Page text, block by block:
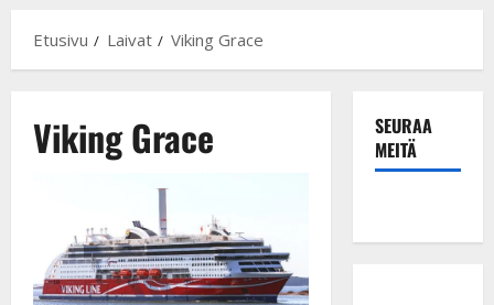
Etusivu Laivat Viking Grace
Viking Grace
SEURAA
MEITÄ